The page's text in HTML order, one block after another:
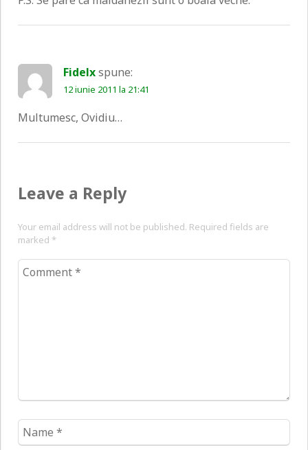
Fidelxspune:
12 iunie 2011 la 21:41
Multumesc, Ovidiu…
Leave a Reply
Your email address will not be published. Required fields are
marked *
Comment
Name
*